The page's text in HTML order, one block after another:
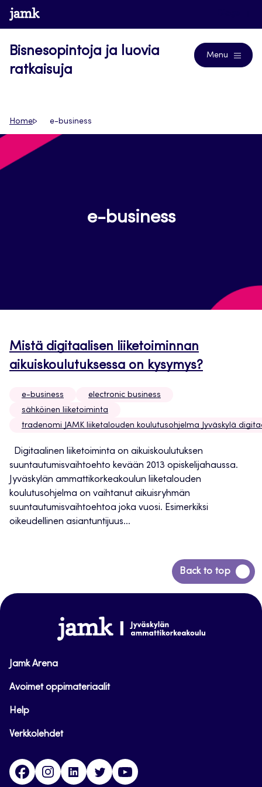
Siirry
suoraan
www.jamk.fi
Bisnesopintoja ja luovia
ratkaisuja
Menu
Home e-business
e-business
Mistä digitaalisen liiketoiminnan
aikuiskoulutuksessa on kysymys?
e-business
electronic business
sähköinen liiketoiminta
tradenomi JAMK liiketalouden koulutusohjelma Jyväskylä
Digitaalinen liiketoiminta on aikuiskoulutuksen
suuntautumisvaihtoehto kevään 2013 opiskelijahaussa.
Jyväskylän ammattikorkeakoulun liiketalouden
koulutusohjelma on vaihtanut aikuisryhmän
suuntautumisvaihtoehtoa joka vuosi. Esimerkiksi
oikeudellinen asiantuntijuus...
Back to top
Siirry
takaisin
www.jamk.fi
Jamk Arena
Avoimet oppimateriaalit
Help
Verkkolehdet
FacebookInstagramLinkedinTwitter